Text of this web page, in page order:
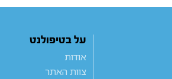
על בטיפולנט
אודות
צוות האתר